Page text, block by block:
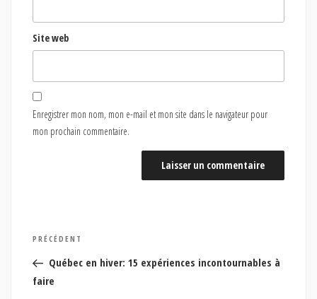
Site web
Enregistrer mon nom, mon e-mail et mon site dans le navigateur pour
mon prochain commentaire.
Navigation
de
l’article
Article
précédent
PRÉCÉDENT
Québec en hiver: 15 expériences incontournables à
faire